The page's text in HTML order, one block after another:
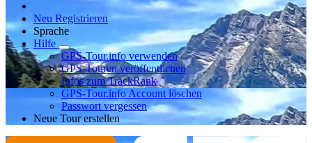
Neu Registrieren
Sprache
Hilfe
GPS-Tour.info verwenden
GPS-Touren veröffentlichen
Infos zum TrackRank
GPS-Tour.info Account löschen
Passwort vergessen
Neue Tour erstellen